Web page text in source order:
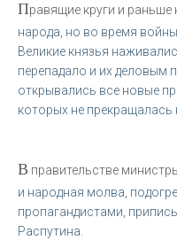
Правящие круги и раньше
народа, но во время
Великие князья
перепадало и их деловым
открывались все новые
которых не прекращалась
В правительстве
и народная молва,
пропагандистами,
Распутина.